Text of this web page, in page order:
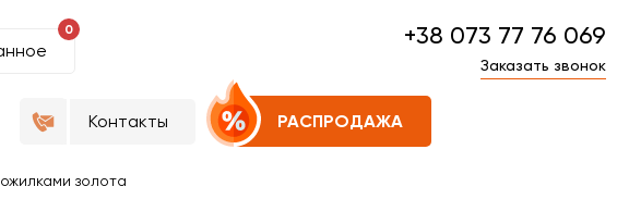
0 +38 073 77 76 069
Заказать звонок
Контакты РАСПРОДАЖА
золота